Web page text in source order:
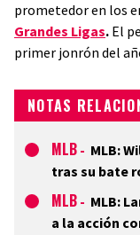
prometedor en los
Grandes Ligas. El
primer jonrón del
NOTAS
MLB - MLB:
tras su bate
MLB - MLB:
a la acción